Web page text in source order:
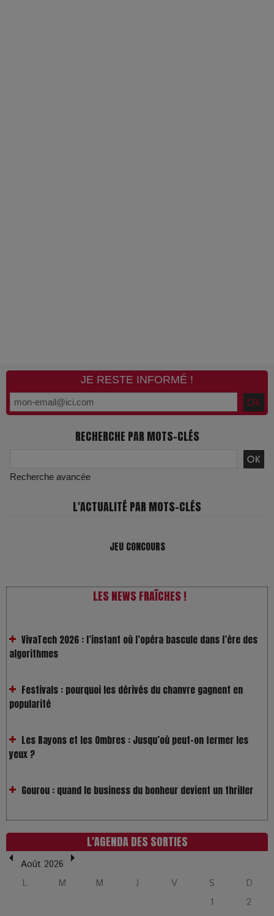
JE RESTE INFORMÉ !
RECHERCHE PAR MOTS-CLÉS
Recherche avancée
L'ACTUALITÉ PAR MOTS-CLÉS
JEU CONCOURS
LES NEWS FRAÎCHES !
Festivals : pourquoi les dérivés du chanvre gagnent en
Les Rayons et les Ombres : Jusqu’où peut-on fermer les
Gourou : quand le business du bonheur devient un thriller
LOL 2.0 : aimer, grandir et se comprendre à l’ère des
L’Affaire Bojarski : entre faux billets et vraie tragédie
humaine
L’or blanc à la croisée des chemins : Rumilly interroge
L'AGENDA DES SORTIES
Août 2026
L
M M J V S
D
1
2